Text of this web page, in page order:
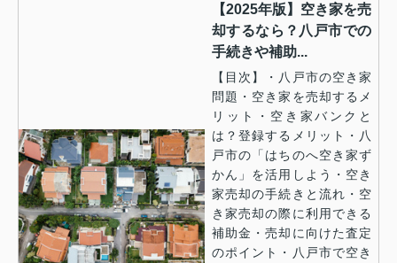
【2025年版】空き家を売
却するなら？八戸市での
手続きや補助...
【目次】・八戸市の空き家
問題・空き家を売却するメ
リット・空き家バンクと
は？登録するメリット・八
戸市の「はちのへ空き家ず
かん」を活用しよう・空き
家売却の手続きと流れ・空
き家売却の際に利用できる
補助金・売却に向けた査定
のポイント・八戸市で空き